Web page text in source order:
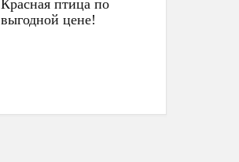
Красная птица по
выгодной цене!